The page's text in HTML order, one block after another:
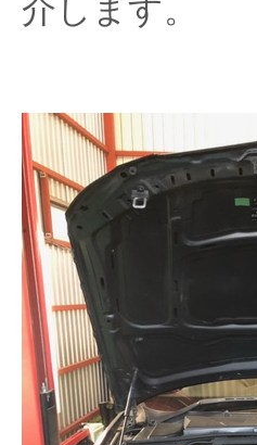
介します。